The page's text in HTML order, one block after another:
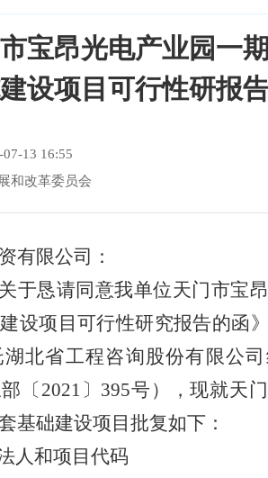
宝昂光电产业园一
设项目可行性研报
13 16:55
和改革委员会
有限公司：
关于恳请同意我单位天门市宝
设项目可行性研究报告的函
北省工程咨询股份有限公
部〔2021〕395号），现就天
基础建设项目批复如下：
人和项目代码